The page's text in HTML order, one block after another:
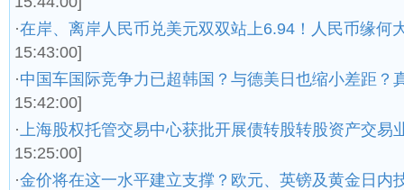
·在岸、离岸人民币兑美元双双站上6.94！人民币缘何
15:43:00]
·中国车国际竞争力已超韩国？与德美日也缩小差距？
15:42:00]
· 上海股权托管交易中心获批开展债转股转股资产交易
15:25:00]
·金价将在这一水平建立支撑？欧元、英镑及黄金日内